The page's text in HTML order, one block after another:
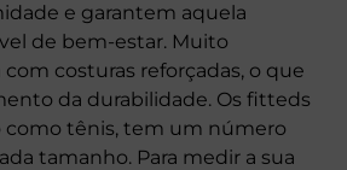
e garantem aquela
de bem-estar. Muito
costuras reforçadas, o que
da durabilidade. Os fitteds
como tênis, tem um número
tamanho. Para medir a sua